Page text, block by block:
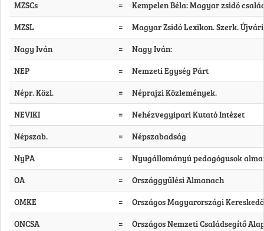
MZSCs
=
Kempelen Béla: Magyar zsidó
MZSL
=
Magyar Zsidó Lexikon. Szerk. Újvári
Nagy Iván
=
Nagy Iván:
NEP
=
Nemzeti Egység Párt
Népr. Közl.
=
Néprajzi Közlemények.
NEVIKI
=
Nehézvegyipari Kutató Intézet
Népszab.
=
Népszabadság
NyPA
=
Nyugállományú pedagógusok
OA
=
Országgyűlési Almanach
OMKE
=
Országos Magyarországi
ONCSA
= Országos Nemzeti Családsegítő